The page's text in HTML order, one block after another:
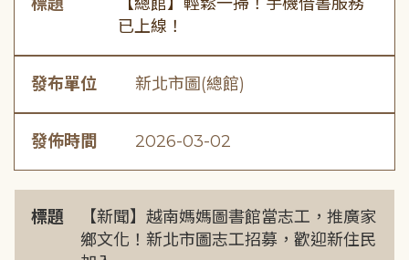
已上線！
發布單位 新北市圖(總館)
發佈時間 2026-03-02
標題
【新聞】越南媽媽圖書館當志工，推廣家
鄉文化！新北市圖志工招募，歡迎新住民